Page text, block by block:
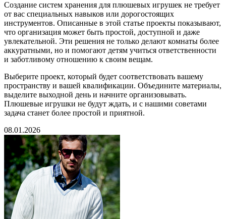
Создание систем хранения для плюшевых игрушек не требует
от вас специальных навыков или дорогостоящих
инструментов. Описанные в этой статье проекты показывают,
что организация может быть простой, доступной и даже
увлекательной. Эти решения не только делают комнаты более
аккуратными, но и помогают детям учиться ответственности
и заботливому отношению к своим вещам.
Выберите проект, который будет соответствовать вашему
пространству и вашей квалификации. Объедините материалы,
выделите выходной день и начните организовывать.
Плюшевые игрушки не будут ждать, и с нашими советами
задача станет более простой и приятной.
08.01.2026